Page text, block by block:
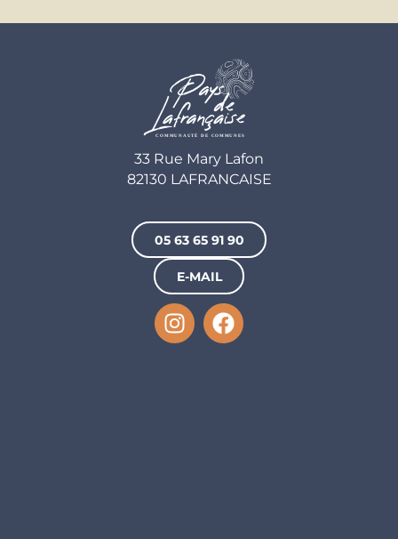
33 Rue Mary Lafon
82130 LAFRANCAISE
05 63 65 91 90
E-MAIL